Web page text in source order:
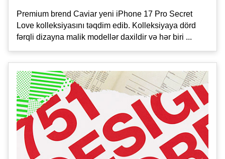
Premium brend Caviar yeni iPhone 17 Pro Secret
Love kolleksiyasını təqdim edib. Kolleksiyaya dörd
fərqli dizayna malik modellər daxildir və hər biri ...